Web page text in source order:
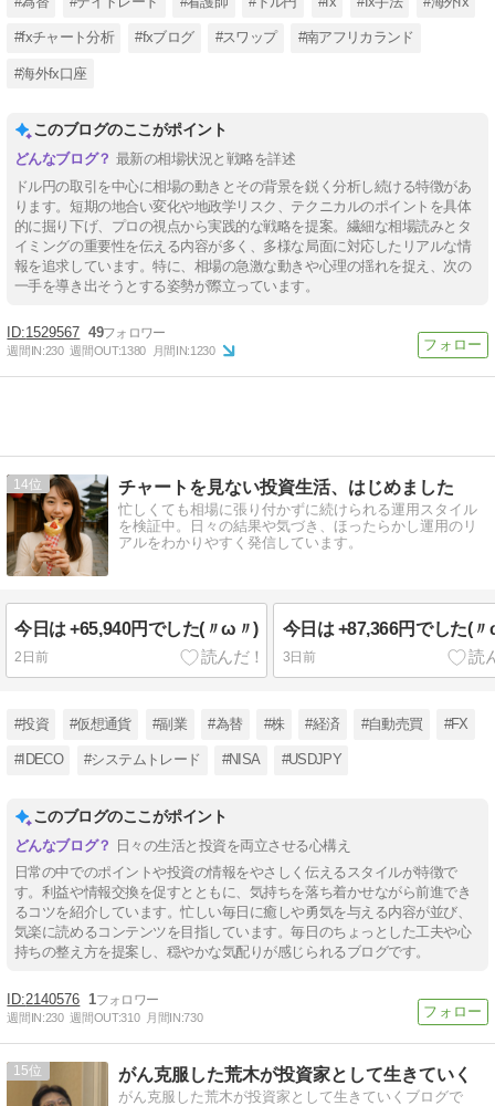
#fxチャート分析 #fxブログ #スワップ #南アフリカランド
#海外fx口座
このブログのここがポイント
最新の相場状況と戦略を詳述
ドル円の取引を中心に相場の動きとその背景を鋭く分析し続ける特徴があ
ります。短期の地合い変化や地政学リスク、テクニカルのポイントを具体
的に掘り下げ、プロの視点から実践的な戦略を提案。繊細な相場読みとタ
イミングの重要性を伝える内容が多く、多様な局面に対応したリアルな情
報を追求しています。特に、相場の急激な動きや心理の揺れを捉え、次の
一手を導き出そうとする姿勢が際立っています。
1529567 49
週間IN:230 週間OUT:1380 月間IN:1230
14 チャートを見ない投資生活、はじめました
忙しくても相場に張り付かずに続けられる運用スタイル
を検証中。日々の結果や気づき、ほったらかし運用のリ
アルをわかりやすく発信しています。
今日は +65,940円でした(〃ω〃)
2日前
今日は +87,366円でした(
3日前
#投資 #仮想通貨 #副業 #為替 #株 #経済 #自動売買 #FX
#IDECO #システムトレード #NISA #USDJPY
このブログのここがポイント
日々の生活と投資を両立させる心構え
日常の中でのポイントや投資の情報をやさしく伝えるスタイルが特徴で
す。利益や情報交換を促すとともに、気持ちを落ち着かせながら前進でき
るコツを紹介しています。忙しい毎日に癒しや勇気を与える内容が並び、
気楽に読めるコンテンツを目指しています。毎日のちょっとした工夫や心
持ちの整え方を提案し、穏やかな気配りが感じられるブログです。
2140576 1
週間IN:230 週間OUT:310 月間IN:730
15 がん克服した荒木が投資家として生きていく
がん克服した荒木が投資家として生きていくブログで